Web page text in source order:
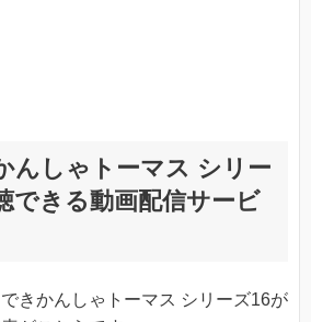
んしゃトーマス シリー
できる動画配信サービ
きかんしゃトーマス シリーズ16が